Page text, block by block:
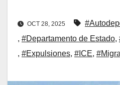
OCT 28, 2025
, #Departamento de Estado,
, #Expulsiones, #ICE,